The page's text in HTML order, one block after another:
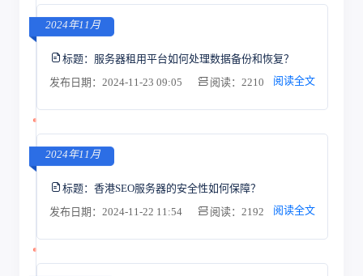
2024年11月
标题： 服务器租用平台如何处理数据备份和恢复？
发布日期：2024-11-23 09:05
阅读：2210 阅读全文
2024年11月
标题： 香港SEO服务器的安全性如何保障？
发布日期：2024-11-22 11:54
阅读：2192 阅读全文